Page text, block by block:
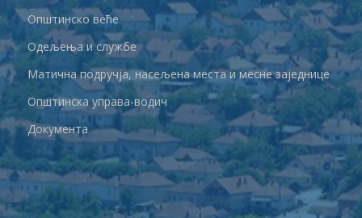
Општинско веће
Одељења и службе
Матична подручја, насељена места и месне заједнице
Општинска управа-водич
Документа